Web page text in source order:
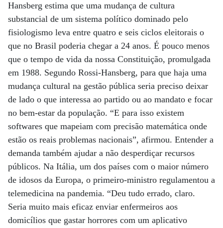
Hansberg estima que uma mudança de cultura
substancial de um sistema político dominado pelo
fisiologismo leva entre quatro e seis ciclos eleitorais o
que no Brasil poderia chegar a 24 anos. É pouco menos
que o tempo de vida da nossa Constituição, promulgada
em 1988. Segundo Rossi-Hansberg, para que haja uma
mudança cultural na gestão pública seria preciso deixar
de lado o que interessa ao partido ou ao mandato e focar
no bem-estar da população. “E para isso existem
softwares que mapeiam com precisão matemática onde
estão os reais problemas nacionais”, afirmou. Entender a
demanda também ajudar a não desperdiçar recursos
públicos. Na Itália, um dos países com o maior número
de idosos da Europa, o primeiro-ministro regulamentou a
telemedicina na pandemia. “Deu tudo errado, claro.
Seria muito mais eficaz enviar enfermeiros aos
domicílios que gastar horrores com um aplicativo